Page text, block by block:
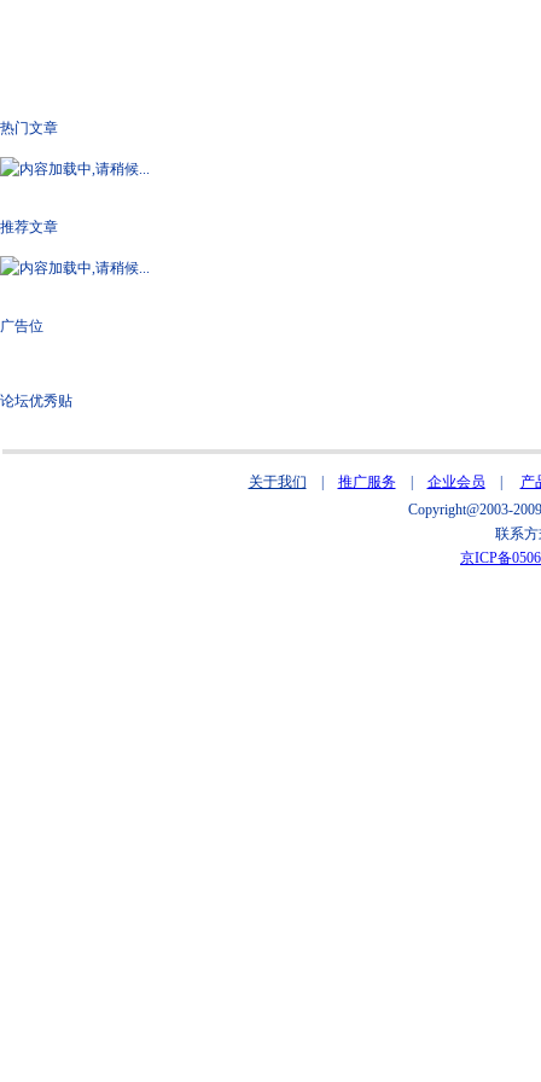
热门文章
推荐文章
广告位
论坛优秀贴
关于我们 推广服务| 企业会员
产
Copyright@2003-
联系方
京ICP备